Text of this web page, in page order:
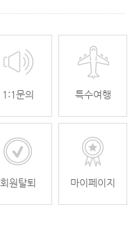
1:1문의 특수여행
회원탈퇴 마이페이지